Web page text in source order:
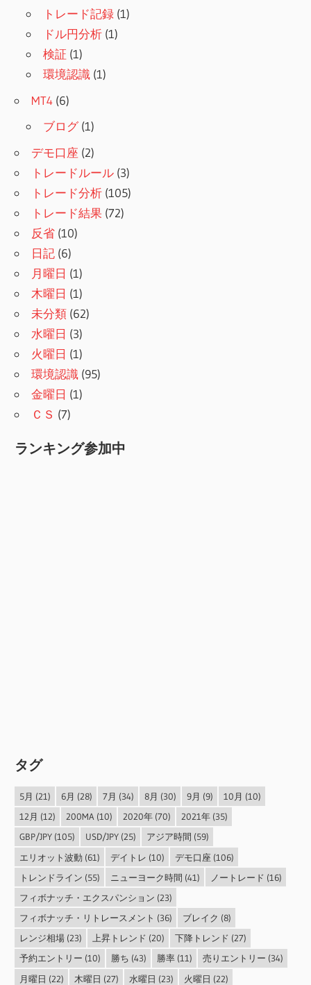
トレード記録 (1)
ドル円分析 (1)
検証 (1)
環境認識 (1)
MT4 (6)
ブログ(1)
デモ口座 (2)
トレードルール (3)
トレード分析 (105)
トレード結果 (72)
反省 (10)
日記 (6)
月曜日 (1)
木曜日 (1)
未分類 (62)
水曜日 (3)
火曜日 (1)
環境認識 (95)
金曜日 (1)
ＣＳ (7)
ランキング参加中
タグ
5月 (21) 6月 (28) 7月 (34) 8月 (30) 9月 (9) 10月 (10)
12月 (12) 200MA (10) 2020年(70) 2021年(35)
GBP/JPY(105) USD/JPY(25) アジア時間 (59)
エリオット波動 (61) デイトレ (10) デモ口座 (106)
トレンドライン (55) ニューヨーク時間 (41) ノートレード (16)
フィボナッチ・エクスパンション (23)
フィボナッチ・リトレースメント (36) ブレイク (8)
レンジ相場(23) 上昇トレンド (20) 下降トレンド (27)
予約エントリー (10) 勝ち (43) 勝率(11) 売りエントリー (34)
月曜日 (22) 木曜日 (27) 水曜日 (23) 火曜日 (22)